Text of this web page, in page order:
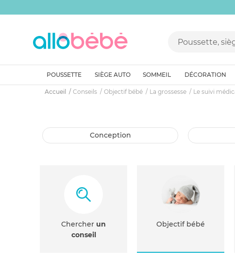
POUSSETTE SIÈGE AUTO SOMMEIL DÉCORATION
Accueil Conseils Objectif bébé La grossesse Le suivi
conception
Chercher un
conseil
Objectif bébé